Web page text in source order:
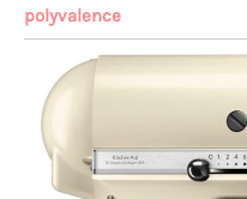
polyvalence